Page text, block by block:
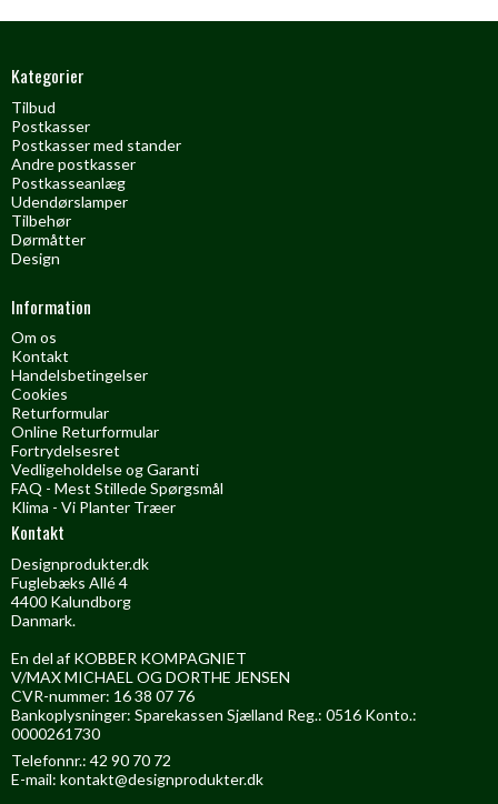
Kategorier
Tilbud
Postkasser
Postkasser med stander
Andre postkasser
Postkasseanlæg
Udendørslamper
Tilbehør
Dørmåtter
Design
Information
Om os
Kontakt
Handelsbetingelser
Cookies
Returformular
Online Returformular
Fortrydelsesret
Vedligeholdelse og Garanti
FAQ - Mest Stillede Spørgsmål
Klima - Vi Planter Træer
Kontakt
Designprodukter.dk
Fuglebæks Allé 4
4400 Kalundborg
Danmark.
En del af KOBBER KOMPAGNIET
V/MAX MICHAEL OG DORTHE JENSEN
CVR-nummer: 16 38 07 76
Bankoplysninger: Sparekassen Sjælland Reg.: 0516 Konto.:
0000261730
Telefonnr.: 42 90 70 72
E-mail: kontakt@designprodukter.dk